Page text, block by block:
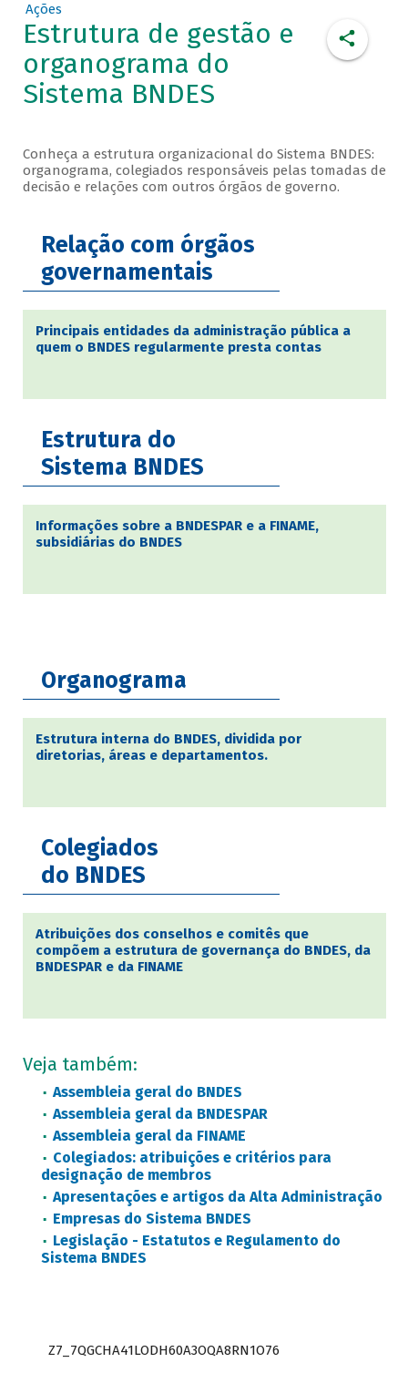
Ações
Estrutura de gestão e
organograma do
Sistema BNDES
Conheça a estrutura organizacional do Sistema BNDES:
organograma, colegiados responsáveis pelas tomadas de
decisão e relações com outros órgãos de governo.
Relação com órgãos
governamentais
Principais entidades da administração pública a
quem o BNDES regularmente presta contas
Estrutura do
Sistema BNDES
Informações sobre a BNDESPAR e a FINAME,
subsidiárias do BNDES
Organograma
Estrutura interna do BNDES, dividida por
diretorias, áreas e departamentos.
Colegiados
do BNDES
Atribuições dos conselhos e comitês que
compõem a estrutura de governança do BNDES, da
BNDESPAR e da FINAME
Veja também:
Assembleia geral do BNDES
Assembleia geral da BNDESPAR
Assembleia geral da FINAME
Colegiados: atribuições e critérios para
designação de membros
Apresentações e artigos da Alta Administração
Empresas do Sistema BNDES
Legislação - Estatutos e Regulamento do
Sistema BNDES
Z7_7QGCHA41LODH60A3OQA8RN1O76